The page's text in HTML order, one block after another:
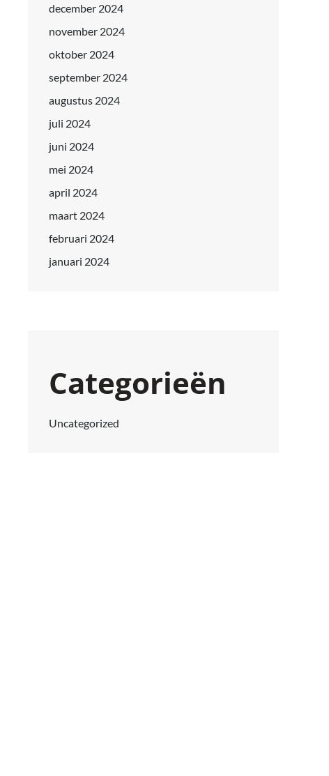
december 2024
november 2024
oktober 2024
september 2024
augustus 2024
juli 2024
juni 2024
mei 2024
april 2024
maart 2024
februari 2024
januari 2024
Categorieën
Uncategorized